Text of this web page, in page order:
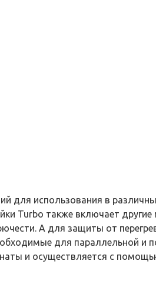
для использования в
Turbo также включает
А для защиты от
для параллельной и
и осуществляется с